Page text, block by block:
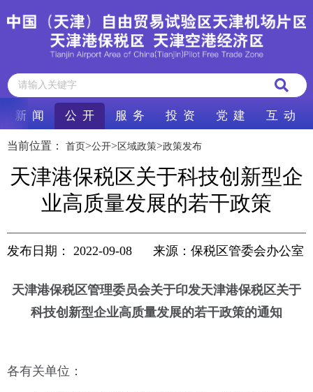
新 闻 公 开 服 务 投 资 党 建 互 动
当前位置： 首页>公开> 区域政策>政策发布
天津港保税区关于科技创新型企
业高质量发展的若干政策
发布日期： 2022-09-08 来源：保税区管委会办公室
天津港保税区管理委员会关于印发天津港保税区关于
科技创新型企业高质量发展的若干政策的通知
各有关单位：